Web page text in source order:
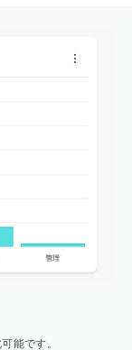
能です。